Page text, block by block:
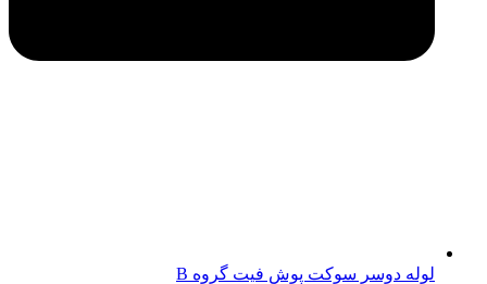
لوله دوسر سوکت پوش فیت گروه B